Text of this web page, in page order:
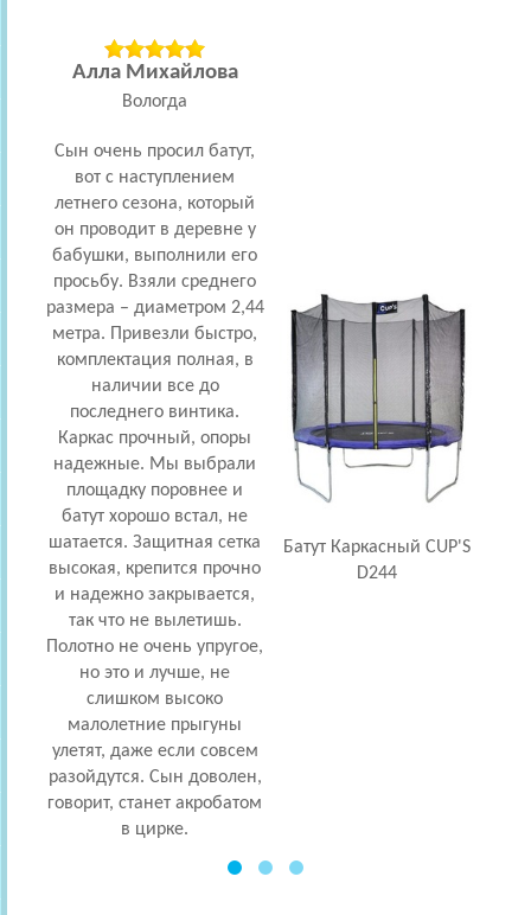
Алла Михайлова
Вологда
Сын очень просил батут,
вот с наступлением
летнего сезона, который
он проводит в деревне у
бабушки, выполнили его
просьбу. Взяли среднего
размера – диаметром 2,44
метра. Привезли быстро,
комплектация полная, в
наличии все до
последнего винтика.
Каркас прочный, опоры
надежные. Мы выбрали
площадку поровнее и
батут хорошо встал, не
шатается. Защитная сетка
высокая, крепится прочно
и надежно закрывается,
так что не вылетишь.
Полотно не очень упругое,
но это и лучше, не
слишком высоко
малолетние прыгуны
улетят, даже если совсем
разойдутся. Сын доволен,
говорит, станет акробатом
в цирке.
Батут Каркасный CUP'S
D244